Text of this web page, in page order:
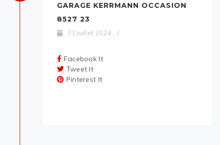
GARAGE KERRMANN OCCASION
8527 23
31 juillet 2024 /
Facebook It
Tweet It
Pinterest It